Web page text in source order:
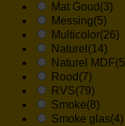
Mat Goud (3)
Messing(5)
Multicolor(26)
Naturel (14)
Naturel MDF
Rood (7)
RVS(79)
Smoke(8)
Smoke glas(4)